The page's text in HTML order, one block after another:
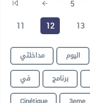
5
11
12 13
مداخلتي اليوم
في
برنامج